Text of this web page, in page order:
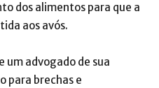
dos alimentos para que a
aos avós.
um advogado de sua
para brechas e